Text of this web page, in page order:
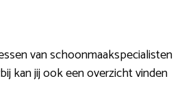
van schoonmaakspecialisten
kan jij ook een overzicht vinden